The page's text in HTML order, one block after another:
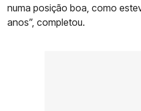
numa posição boa, como
anos”, completou.